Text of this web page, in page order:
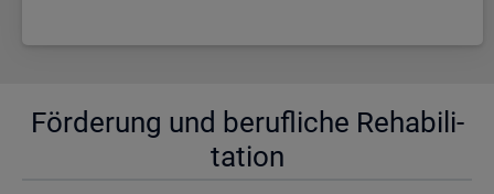
För­de­rung und be­ruf­li­che Re­ha­bi­li­
ta­ti­on